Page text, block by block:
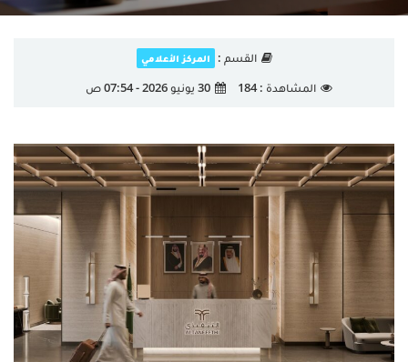
القسم : المركز الأعلامي
المشاهدة :184 30 يونيو 2026 - 07:54 ص